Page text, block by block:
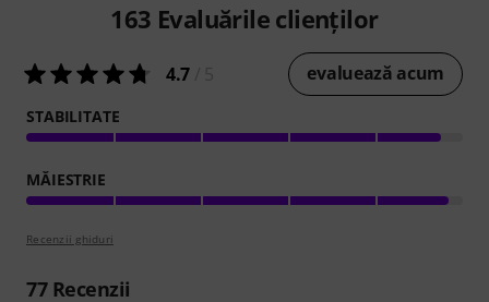
163 Evaluările clienților
4.7 evaluează acum
STABILITATE
MĂIESTRIE
Recenzii ghiduri
77Recenzii